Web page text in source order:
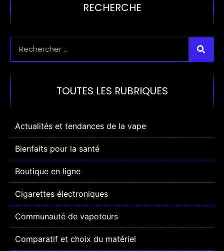
RECHERCHE
TOUTES LES RUBRIQUES
Actualités et tendances de la vape
Bienfaits pour la santé
Boutique en ligne
Cigarettes électroniques
Communauté de vapoteurs
Comparatif et choix du matériel